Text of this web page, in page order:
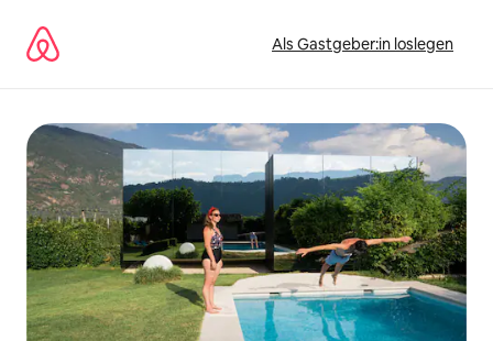
Inhalten
springen
Als Gastgeber:in loslegen